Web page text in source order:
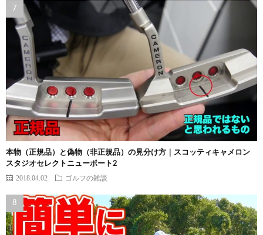
本物（正規品）と偽物（非正規品）の見分け方｜スコッティキャメロン
スタジオセレクトニューポート2
2018.04.02 ゴルフの雑談